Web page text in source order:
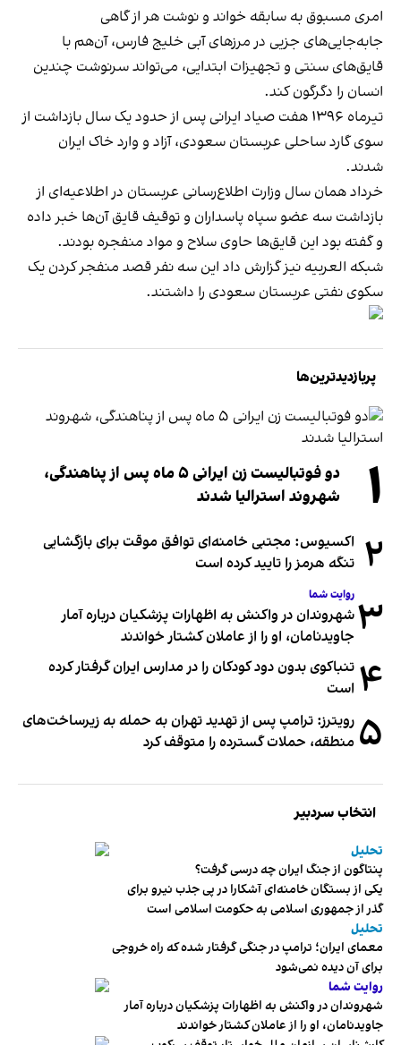
امری مسبوق به سابقه خواند و نوشت هر از گاهی
جابه‌جایی‌های جزیی در مرزهای آبی خلیج فارس، آن‌هم با
قایق‌های سنتی و تجهیزات ابتدایی، می‌تواند سرنوشت چندین
انسان را دگرگون کند.
تیرماه ۱۳۹۶ هفت صیاد ایرانی پس از حدود یک سال بازداشت از
سوی گارد ساحلی عربستان سعودی،آزاد و وارد خاک ایران
شدند.
خرداد همان سال وزارت اطلاع‌رسانی عربستان در اطلاعیه‌ای از
بازداشت سه عضو سپاه پاسداران و توقیف قایق آن‌ها خبر داده
و گفته بود این قایق‌ها حاوی سلاح و مواد منفجره بودند.
شبکه العربیه نیز گزارش داد این سه نفر قصد منفجر کردن یک
سکوی نفتی عربستان سعودی را داشتند.
پربازدیدترین‌ها
۱
دو فوتبالیست زن ایرانی ۵ ماه پس از پناهندگی،
شهروند استرالیا شدند
۲ اکسیوس: مجتبی خامنه‌ای توافق موقت برای بازگشایی
تنگه هرمز را تایید کرده است
۳ روایت شما
شهروندان در واکنش به اظهارات پزشکیان درباره آمار
جاویدنامان، او را از عاملان کشتار خواندند
۴ تنباکوی بدون دود کودکان را در مدارس ایران گرفتار کرده
است
۵ رویترز: ترامپ پس از تهدید تهران به حمله به زیرساخت‌های
منطقه، حملات گسترده را متوقف کرد
انتخاب سردبیر
تحلیل
پنتاگون از جنگ ایران چه درسی گرفت؟
یکی از بستگان خامنه‌ای آشکارا در پی جذب نیرو برای
گذر از جمهوری اسلامی به حکومت اسلامی است
تحلیل
معمای ایران؛ ترامپ در جنگی گرفتار شده که راه خروجی
برای آن دیده نمی‌شود
روایت شما
شهروندان در واکنش به اظهارات پزشکیان درباره آمار
جاویدنامان، او را از عاملان کشتار خواندند